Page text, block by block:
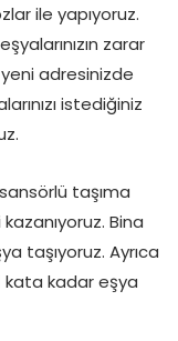
ile yapıyoruz.
zarar
adresinizde
istediğiniz
taşıma
Bina
taşıyoruz. Ayrıca
kata kadar eşya